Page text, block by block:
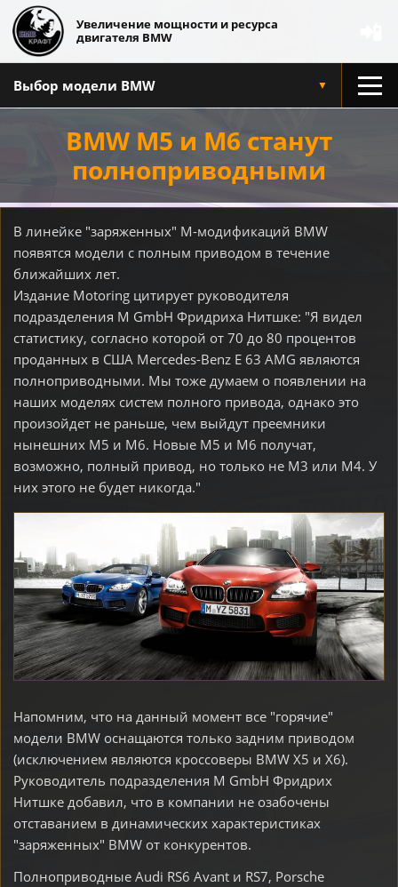
Увеличение мощности и ресурса
двигателя BMW
Выбор модели BMW ▼
BMW M5 и M6 станут
полноприводными
В линейке "заряженных" M-модификаций BMW
появятся модели с полным приводом в течение
ближайших лет.
Издание Motoring цитирует руководителя
подразделения M GmbH Фридриха Нитшке: "Я видел
статистику, согласно которой от 70 до 80 процентов
проданных в США Mercedes-Benz E 63 AMG являются
полноприводными. Мы тоже думаем о появлении на
наших моделях систем полного привода, однако это
произойдет не раньше, чем выйдут преемники
нынешних M5 и M6. Новые M5 и M6 получат,
возможно, полный привод, но только не M3 или M4. У
них этого не будет никогда."
Напомним, что на данный момент все "горячие"
модели BMW оснащаются только задним приводом
(исключением являются кроссоверы BMW X5 и X6).
Руководитель подразделения M GmbH Фридрих
Нитшке добавил, что в компании не озабочены
отставанием в динамических характеристиках
"заряженных" BMW от конкурентов.
Полноприводные Audi RS6 Avant и RS7, Porsche